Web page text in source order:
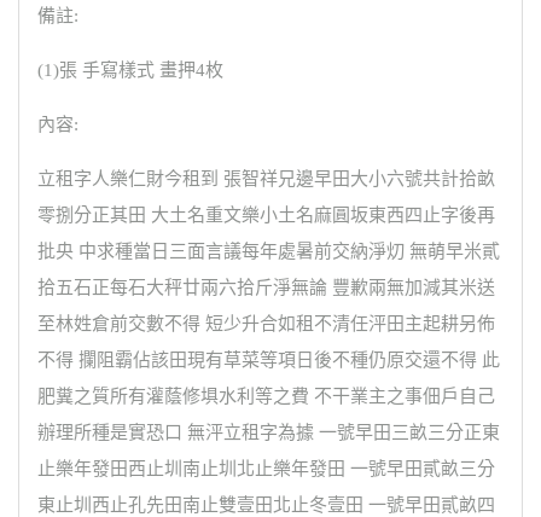
備註:
(1)張 手寫樣式 畫押4枚
內容:
立租字人樂仁財今租到 張智祥兄邊早田大小六號共計拾畝
零捌分正其田 大土名重文樂小土名麻圓坂東西四止字後再
批央 中求種當日三面言議每年處暑前交納淨灱 無萌早米貳
拾五石正每石大秤廿兩六拾斤淨無論 豐歉兩無加減其米送
至林姓倉前交數不得 短少升合如租不清任泙田主起耕另佈
不得 攔阻霸佔該田現有草菜等項日後不種仍原交還不得 此
肥糞之質所有灌蔭修埧水利等之費 不干業主之事佃戶自己
辦理所種是實恐口 無泙立租字為據 一號早田三畝三分正東
止樂年發田西止圳南止圳北止樂年發田 一號早田貳畝三分
東止圳西止孔先田南止雙壹田北止冬壹田 一號早田貳畝四